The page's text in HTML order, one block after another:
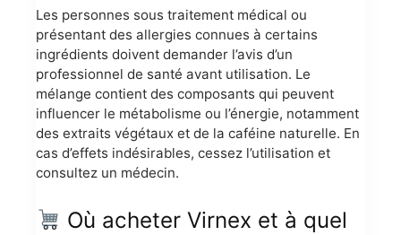
Les personnes sous traitement médical ou
présentant des allergies connues à certains
ingrédients doivent demander l’avis d’un
professionnel de santé avant utilisation. Le
mélange contient des composants qui peuvent
influencer le métabolisme ou l’énergie, notamment
des extraits végétaux et de la caféine naturelle. En
cas d’effets indésirables, cessez l’utilisation et
consultez un médecin.
Où acheter Virnex et à quel